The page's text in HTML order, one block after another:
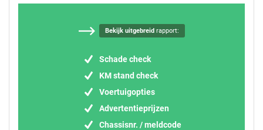
Bekijk uitgebreidrapport:
Schade check
KM stand check
Voertuigopties
Advertentieprijzen
Chassisnr. / meldcode